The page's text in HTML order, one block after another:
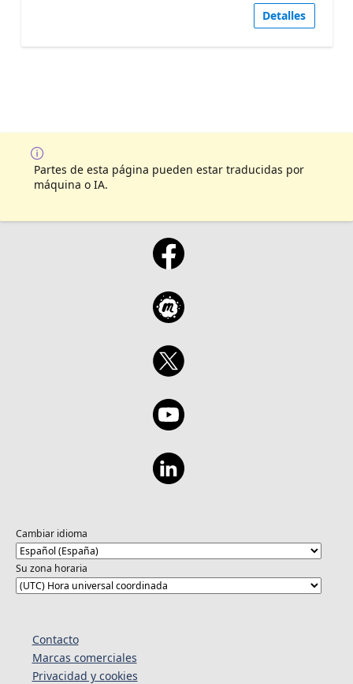
Detalles
Partes de esta página pueden estar traducidas por
máquina o IA.
Cambiar idioma
Su zona horaria
Contacto
Marcas comerciales
Privacidad y cookies